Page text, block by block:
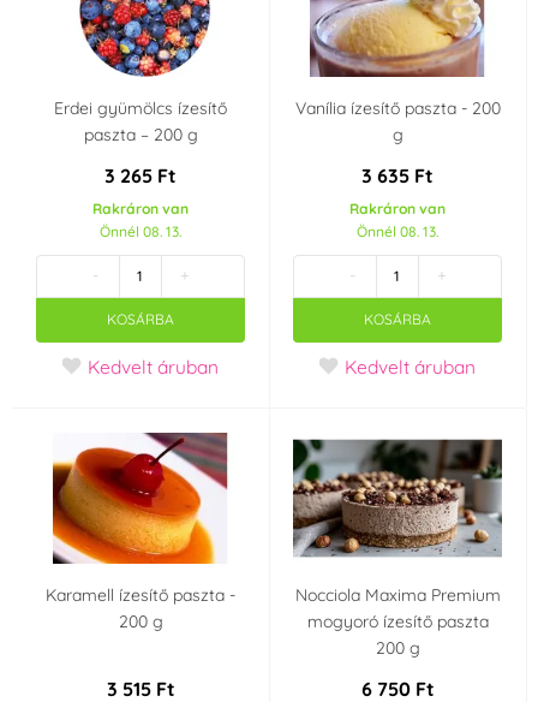
Erdei gyümölcs ízesítő
paszta – 200 g
3 265 Ft
Rakráron van
Önnél 08. 13.
- +
KOSÁRBA
Kedvelt áruban
Vanília ízesítő paszta - 200
g
3 635 Ft
Rakráron van
Önnél 08. 13.
- +
KOSÁRBA
Kedvelt áruban
Karamell ízesítő paszta -
200 g
3 515 Ft
Nocciola Maxima Premium
mogyoró ízesítő paszta
200 g
6 750 Ft